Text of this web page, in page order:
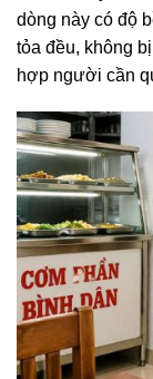
dòng này có độ
tỏa đều, không
hợp người cần